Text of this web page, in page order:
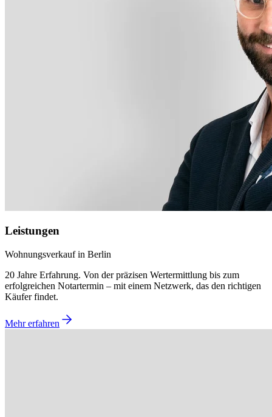
Leistungen
Wohnungsverkauf in Berlin
20 Jahre Erfahrung. Von der präzisen Wertermittlung bis zum
erfolgreichen Notartermin – mit einem Netzwerk, das den richtigen
Käufer findet.
Mehr erfahren